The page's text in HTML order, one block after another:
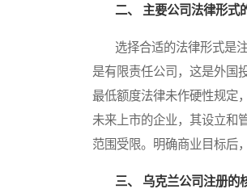
二、 主要公司法律形式
选择合适的法律形式是注
是有限责任公司，这是外国
最低额度法律未作硬性规定
未来上市的企业，其设立和
范围受限。明确商业目标后
三、 乌克兰公司注册的